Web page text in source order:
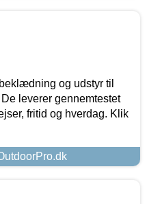
og udstyr til
leverer gennemtestet
fritid og hverdag. Klik